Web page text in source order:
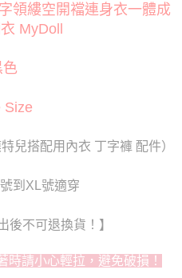
，方視為交易完成。
繳費，但若您需要取消訂單，請聯絡
訂單仍視為有效，需透過AFTEE先享
」之結帳頁面顯示為準，若有關於
資料，並將交易相關給付款項請求債
下網址：
者引起之損失，本公司不負相關責
據個別帳號之用戶狀況，依本公司即
度不足之情形，本公司將視審查結果
)免運費
領縷空開襠連身衣一體成
MyDoll
色
Size
兒搭配用內衣 丁字褲 配件）
到XL號適穿
後不可退換貨！】
時請小心輕拉，避免破損！